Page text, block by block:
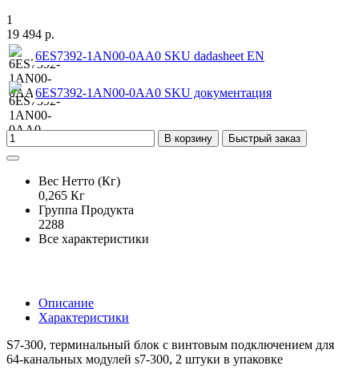
1
19 494 р.
6ES7392-1AN00-0AA0 SKU dadasheet EN
6ES7392-1AN00-0AA0 SKU документация
В корзину Быстрый заказ
Вес Нетто (Кг)
0,265 Кг
Группа Продукта
2288
Все характеристики
Описание
Характеристики
S7-300, терминальный блок с винтовым подключением для
64-канальных модулей s7-300, 2 штуки в упаковке